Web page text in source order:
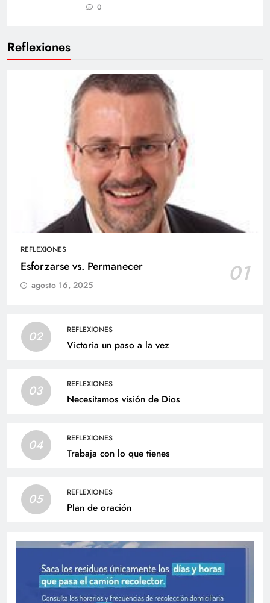
Reflexiones
REFLEXIONES
Esforzarse vs. Permanecer 01
agosto 16, 2025
02 REFLEXIONES
Victoria un paso a la vez
03 REFLEXIONES
Necesitamos visión de Dios
04 REFLEXIONES
Trabaja con lo que tienes
05 REFLEXIONES
Plan de oración
0